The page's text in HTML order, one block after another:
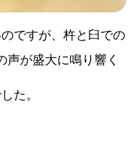
ですが、杵と臼での
声が盛大に鳴り響く
た。